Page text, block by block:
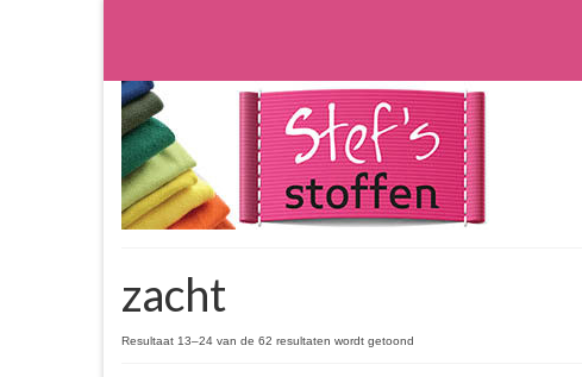
zacht
Resultaat 13–24 van de 62 resultaten wordt getoond